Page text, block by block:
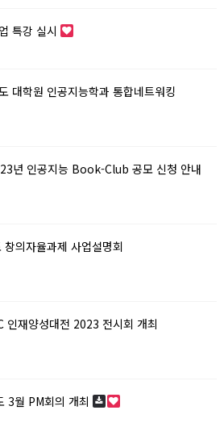
특강 실시
대학원 인공지능학과 통합네트워킹
년 인공지능 Book-Club 공모 신청 안내
의자율과제 사업설명회
재양성대전 2023 전시회 개최
월 PM회의 개최